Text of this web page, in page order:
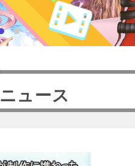
ニュース